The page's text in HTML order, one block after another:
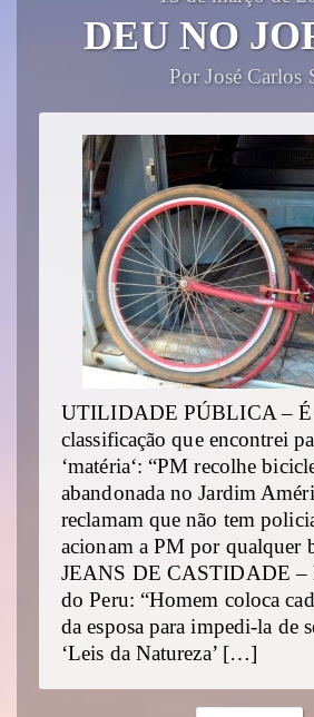
DEU NO
Por José Carlos
UTILIDADE PÚBLICA – É
classificação que encontrei
‘matéria‘: “PM recolhe
abandonada no Jardim
reclamam que não tem
acionam a PM por qualquer
JEANS DE CASTIDADE –
do Peru: “Homem coloca
da esposa para impedi-la de
‘Leis da Natureza’ […]